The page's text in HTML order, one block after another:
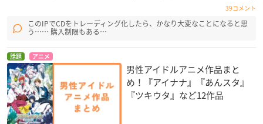
39コメント
このIPでCDをトレーディング化したら、かなり大変なことになると思
う…… 購入制限もある…
話題 アニメ
男性アイドルアニメ作品まと
め！『アイナナ』『あんスタ』
『ツキウタ』など12作品